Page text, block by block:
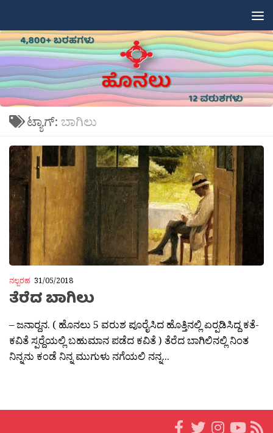
ಟ್ಯಾಗ್: ಬಾಗಿಲು
ನಲ್ಬರಹ 31/05/2018
ತೆರೆದ ಬಾಗಿಲು
– ಜನಾರ‍್ದನ. ( ಹೊನಲು 5 ವರುಶ ಪೂರೈಸಿದ ಹೊತ್ತಿನಲ್ಲಿ ಏರ‍್ಪಡಿಸಿದ್ದ ಕತೆ-
ಕವಿತೆ ಸ್ಪರ‍್ದೆಯಲ್ಲಿ ಬಹುಮಾನ ಪಡೆದ ಕವಿತೆ ) ತೆರೆದ ಬಾಗಿಲಿನಲ್ಲಿ ನಿಂತ
ನಿನ್ನನು ಕಂಡೆ ನಿನ್ನ ಮುಗುಳು ನಗೆಯಲಿ ನನ್ನ...